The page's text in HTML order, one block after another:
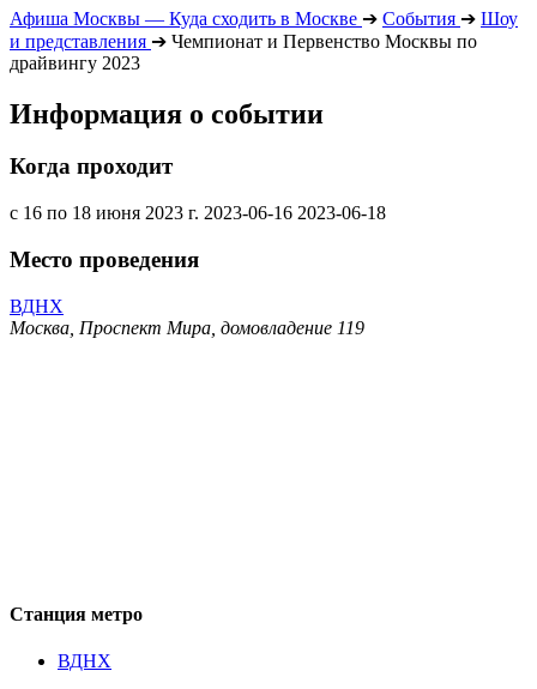
Афиша Москвы — Куда сходить в Москве ➔ События ➔ Шоу
и представления ➔ Чемпионат и Первенство Москвы по
драйвингу 2023
Информация о событии
Когда проходит
с 16 по 18 июня 2023 г. 2023-06-16 2023-06-18
Место проведения
ВДНХ
Москва, Проспект Мира, домовладение 119
Станция метро
ВДНХ